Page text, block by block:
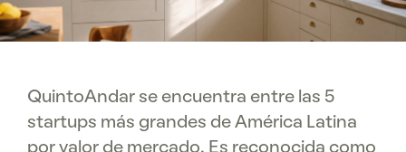
QuintoAndar se encuentra entre las 5
startups más grandes de América Latina
por valor de mercado. Es reconocida como